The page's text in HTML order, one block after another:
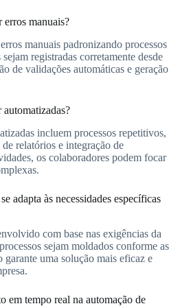
erros manuais?
manuais padronizando processos
registradas corretamente desde
de validações automáticas e geração
incluem processos repetitivos,
relatórios e integração de
os colaboradores podem focar
adapta às necessidades específicas
com base nas exigências da
sejam moldados conforme as
uma solução mais eficaz e
em tempo real na automação de